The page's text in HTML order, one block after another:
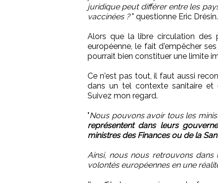
juridique peut différer entre les
vaccinées ?" questionne Eric Drésin.
Alors que la libre circulation des
européenne, le fait d'empêcher
pourrait bien constituer une limite
Ce n'est pas tout, il faut aussi
dans un tel contexte sanitaire et
Suivez mon regard.
"Nous pouvons avoir tous les
représentent dans leurs
ministres des Finances ou de la
Ainsi, nous nous retrouvons
volontés européennes en une